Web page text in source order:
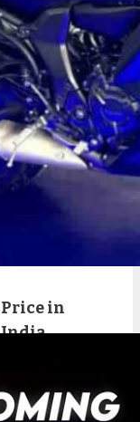
Price in
India
₹5,97,707